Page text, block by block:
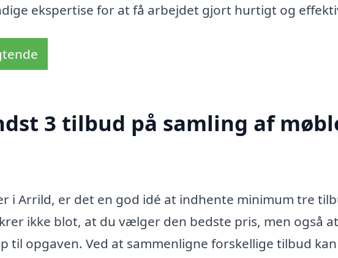
ekspertise for at få arbejdet gjort hurtigt og
3 tilbud på samling af
i Arrild, er det en god idé at indhente minimum tre
ikke blot, at du vælger den bedste pris, men også
opgaven. Ved at sammenligne forskellige tilbud